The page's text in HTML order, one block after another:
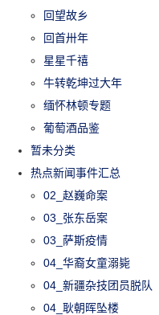
回望故乡
回首卅年
星星千禧
牛转乾坤过大年
缅怀林顿专题
葡萄酒品鉴
暂未分类
热点新闻事件汇总
02_赵巍命案
03_张东岳案
03_萨斯疫情
04_华裔女童溺毙
04_新疆杂技团员脱队
04_耿朝晖坠楼